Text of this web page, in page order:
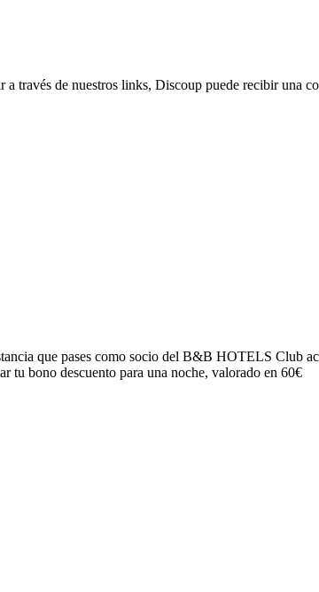
través de nuestros links, Discoup puede recibir una
que pases como socio del B&B HOTELS Club
tu bono descuento para una noche, valorado en 60€